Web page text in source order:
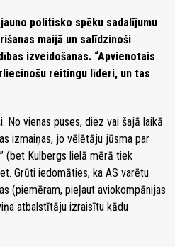
politisko spēku sadalījumu
maijā un salīdzinoši
izveidošanas. “Apvienotais
reitingu līderi, un tas
No vienas puses, diez vai šajā laikā
izmaiņas, jo vēlētāju jūsma par
(bet Kulbergs lielā mērā tiek
Grūti iedomāties, ka AS varētu
(piemēram, pieļaut aviokompānijas
atbalstītāju izraisītu kādu